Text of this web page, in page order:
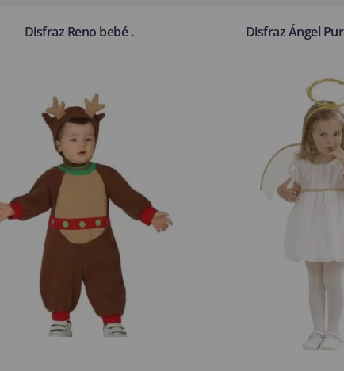
Disfraz Reno bebé . Disfraz Ángel